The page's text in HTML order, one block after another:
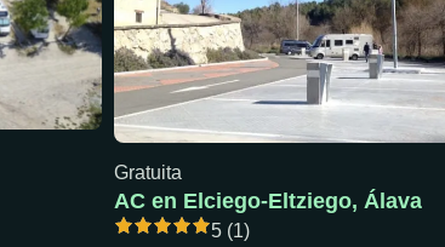
Gratuita
AC en Elciego-Eltziego, Álava
5 (1)